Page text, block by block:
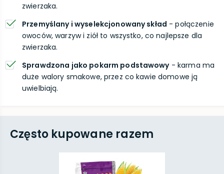
zwierzaka.
Przemyślany i wyselekcjonowany skład - połączenie
owoców, warzyw i ziół to wszystko, co najlepsze dla
zwierzaka.
Sprawdzona jako pokarm podstawowy- karma ma
duże walory smakowe, przez co kawie domowe ją
uwielbiają.
Często kupowane razem